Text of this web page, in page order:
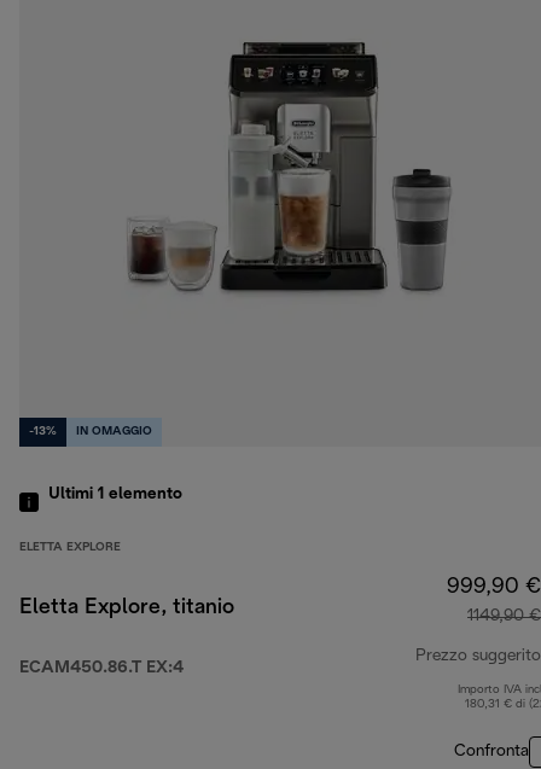
-13% IN OMAGGIO
Ultimi 1 elemento
ELETTA EXPLORE
Eletta Explore, titanio
ECAM450.86.T EX:4
999,90 €
1149,90 €
Prezzo suggerito
Importo IVA
180,31 € di
Confronta